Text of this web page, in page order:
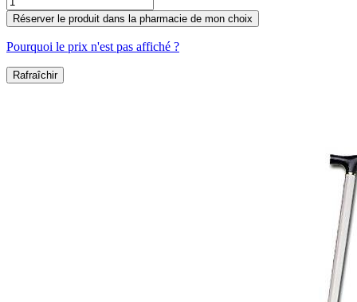
Réserver le produit dans la pharmacie de mon choix
Pourquoi le prix n'est pas affiché ?